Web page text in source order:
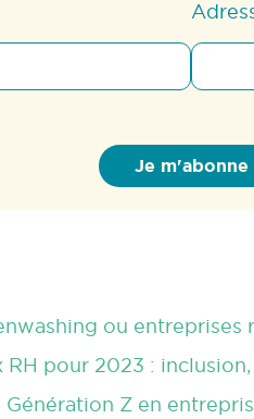
ou entreprises
RH pour 2023 :
Z en